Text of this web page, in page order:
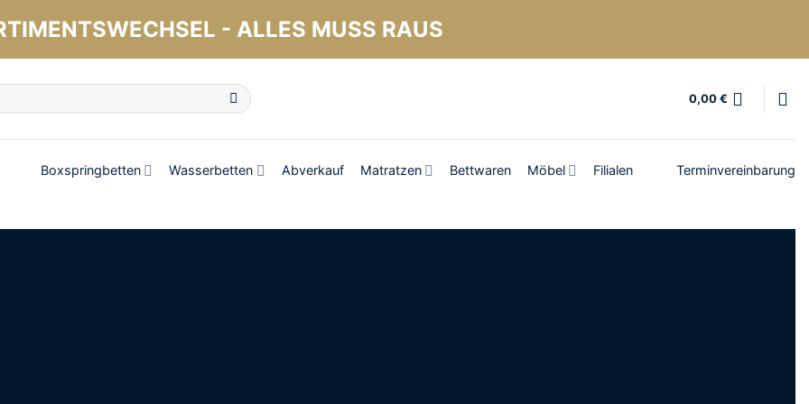
- ALLES MUSS RAUS
0,00 €
Boxspringbetten Wasserbetten Abverkauf Matratzen Bettwaren Möbel Filialen Terminvereinbarung